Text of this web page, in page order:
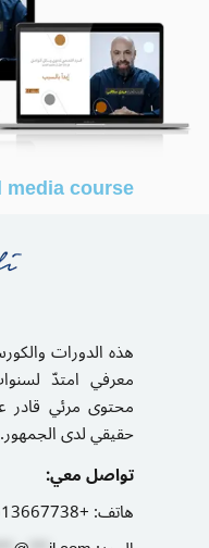
course
هذه الدورات
معرفي امتدّ
محتوى مرئي قادر
حقيقي لدى الجمهور.
تواصل معي:
هاتف:+9613667738